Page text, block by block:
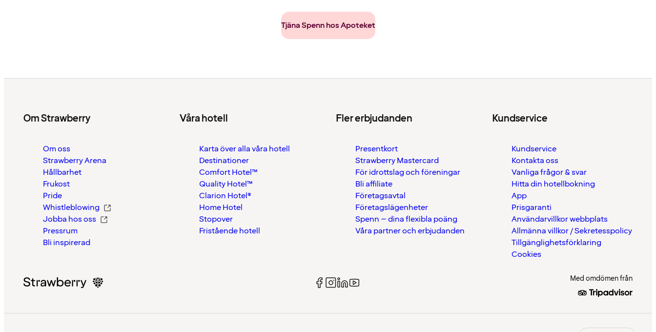
Tjäna Spenn hos Apoteket
Om Strawberry
Om oss
Strawberry Arena
Hållbarhet
Frukost
Pride
Whistleblowing
Jobba hos oss
Pressrum
Bli inspirerad
Våra hotell
Karta över alla våra hotell
Destinationer
Comfort Hotel™
Quality Hotel™
Clarion Hotel®
Home Hotel
Stopover
Fristående hotell
Fler erbjudanden
Presentkort
Strawberry Mastercard
För idrottslag och föreningar
Bli affiliate
Företagsavtal
Företagslägenheter
Spenn – dina flexibla poäng
Våra partner och erbjudanden
Kundservice
Kundservice
Kontakta oss
Vanliga frågor & svar
Hitta din hotellbokning
App
Prisgaranti
Användarvillkor webbplats
Allmänna villkor / Sekretesspolicy
Tillgänglighetsförklaring
Cookies
Med omdömen från